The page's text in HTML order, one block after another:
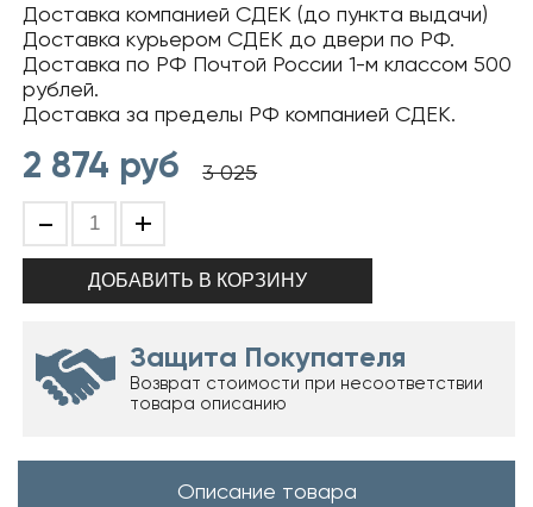
Доставка компанией СДЕК (до пункта выдачи)
Доставка курьером СДЕК до двери по РФ.
Доставка по РФ Почтой России 1-м классом 500
рублей.
Доставка за пределы РФ компанией СДЕК.
2 874 руб 3 025
- +
Защита Покупателя
Возврат стоимости при несоответствии
товара описанию
Описание товара